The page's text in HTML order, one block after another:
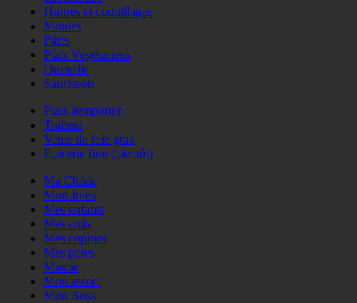
Huitres et coquillages
Moules
Pâtes
Plats Végétariens
Quenelle
Saucisson
Plats àemporter
Traiteur
Vente de foie gras
Epicerie fine (bientôt)
Ma Chérie
Mon Jules
Mes enfants
Mes amis
Mes copines
Mes potes
Mamie
Mon assoc.
Mon Boss